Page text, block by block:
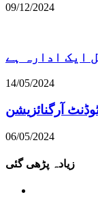
09/12/2024
ایک ادارہ ہے
14/05/2024
آرگنائزیشن
06/05/2024
زیادہ پڑھی گئی